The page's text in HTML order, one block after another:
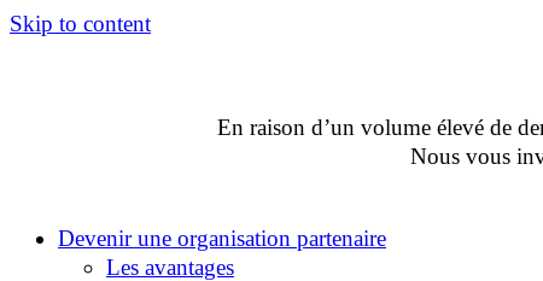
Skip to content
En raison d’un volume élevé de
Nous vous
Devenir une organisation partenaire
Les avantages